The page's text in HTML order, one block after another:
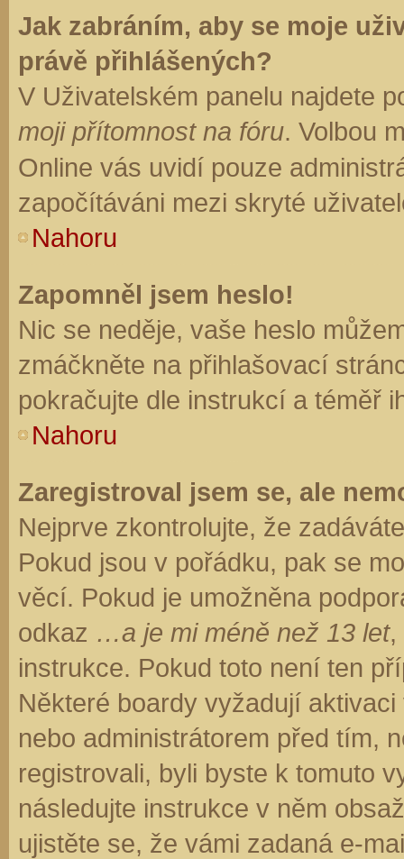
Jak zabráním, aby se moje
právě přihlášených?
V Uživatelském panelu najdete
moji přítomnost na fóru. Volbou
Online vás uvidí pouze
započítáváni mezi skryté
Nahoru
Zapomněl jsem heslo!
Nic se neděje, vaše heslo
zmáčkněte na přihlašovací
pokračujte dle instrukcí a téměř
Nahoru
Zaregistroval jsem se, ale
Nejprve zkontrolujte, že
Pokud jsou v pořádku, pak se
věcí. Pokud je umožněna
odkaz …a je mi méně než 13 let,
instrukce. Pokud toto není ten
Některé boardy vyžadují
nebo administrátorem před tím,
registrovali, byli byste k tomuto
následujte instrukce v něm
ujistěte se, že vámi zadaná e-